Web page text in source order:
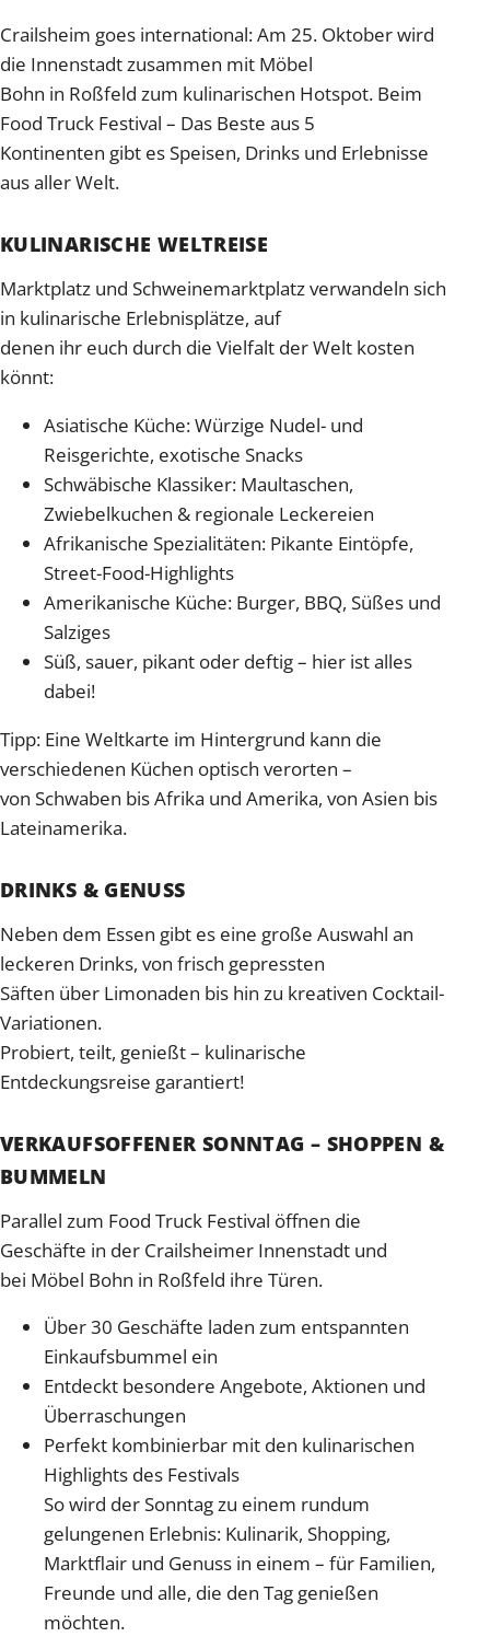
Crailsheim goes international: Am 25. Oktober wird
die Innenstadt zusammen mit Möbel
Bohn in Roßfeld zum kulinarischen Hotspot. Beim
Food Truck Festival – Das Beste aus 5
Kontinenten gibt es Speisen, Drinks und Erlebnisse
aus aller Welt.
KULINARISCHE WELTREISE
Marktplatz und Schweinemarktplatz verwandeln sich
in kulinarische Erlebnisplätze, auf
denen ihr euch durch die Vielfalt der Welt kosten
könnt:
Asiatische Küche: Würzige Nudel- und
Reisgerichte, exotische Snacks
Schwäbische Klassiker: Maultaschen,
Zwiebelkuchen & regionale Leckereien
Afrikanische Spezialitäten: Pikante Eintöpfe,
Street-Food-Highlights
Amerikanische Küche: Burger, BBQ, Süßes und
Salziges
Süß, sauer, pikant oder deftig – hier ist alles
dabei!
Tipp: Eine Weltkarte im Hintergrund kann die
verschiedenen Küchen optisch verorten –
von Schwaben bis Afrika und Amerika, von Asien bis
Lateinamerika.
DRINKS & GENUSS
Neben dem Essen gibt es eine große Auswahl an
leckeren Drinks, von frisch gepressten
Säften über Limonaden bis hin zu kreativen Cocktail-
Variationen.
Probiert, teilt, genießt – kulinarische
Entdeckungsreise garantiert!
VERKAUFSOFFENER SONNTAG – SHOPPEN &
BUMMELN
Parallel zum Food Truck Festival öffnen die
Geschäfte in der Crailsheimer Innenstadt und
bei Möbel Bohn in Roßfeld ihre Türen.
Über 30 Geschäfte laden zum entspannten
Einkaufsbummel ein
Entdeckt besondere Angebote, Aktionen und
Überraschungen
Perfekt kombinierbar mit den kulinarischen
Highlights des Festivals
So wird der Sonntag zu einem rundum
gelungenen Erlebnis: Kulinarik, Shopping,
Marktflair und Genuss in einem – für Familien,
Freunde und alle, die den Tag genießen
möchten.